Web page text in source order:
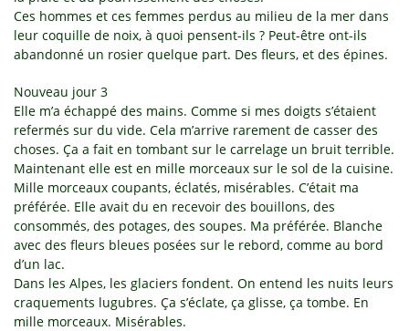
Ces hommes et ces femmes perdus au milieu de la mer dans
leur coquille de noix, à quoi pensent-ils ? Peut-être ont-ils
abandonné un rosier quelque part. Des fleurs, et des épines.
Nouveau jour 3
Elle m’a échappé des mains. Comme si mes doigts s’étaient
refermés sur du vide. Cela m’arrive rarement de casser des
choses. Ça a fait en tombant sur le carrelage un bruit terrible.
Maintenant elle est en mille morceaux sur le sol de la cuisine.
Mille morceaux coupants, éclatés, misérables. C’était ma
préférée. Elle avait du en recevoir des bouillons, des
consommés, des potages, des soupes. Ma préférée. Blanche
avec des fleurs bleues posées sur le rebord, comme au bord
d’un lac.
Dans les Alpes, les glaciers fondent. On entend les nuits leurs
craquements lugubres. Ça s’éclate, ça glisse, ça tombe. En
mille morceaux. Misérables.